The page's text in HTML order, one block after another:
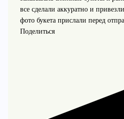
все сделали аккуратно и
фото букета прислали перед
Поделиться